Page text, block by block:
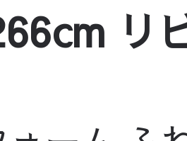
5〜6人掛
リ